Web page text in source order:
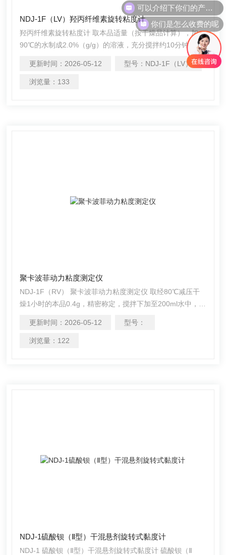
NDJ-1F（LV）羟丙纤维素旋转粘度计
羟丙纤维素旋转粘度计 取本品适量（按干燥品计算），加
90℃的水制成2.0%（g/g）的溶液，充分搅拌约10分钟，直
至颗粒得到均匀的分散和润湿（且瓶内壁无未溶解的样品颗
粒），溶液置冰浴中冷却，冷却过程中继续搅匀，除去气泡
并用冷水调节重量。用适宜的单柱型旋转黏度计（以下条件
更新时间： 2026-05-12 型号： NDJ-1F（LV）
浏览量： 133
聚卡波菲动力粘度测定仪
NDJ-1F（RV） 聚卡波菲动力粘度测定仪 取经80℃减压干
燥1小时的本品0.4g，精密称定，搅拌下加至200ml水中，避
化NA溶液调节pH值至7.3～7.8，混匀（应避免产生气
泡），在25℃下，选择合适的单柱形旋转黏度计，使用5号
更新时间： 2026-05-12 型号：
浏览量： 122
NDJ-1硫酸钡（Ⅱ型）干混悬剂旋转式黏度计
NDJ-1 硫酸钡（Ⅱ型）干混悬剂旋转式黏度计 硫酸钡（Ⅱ
你们是怎么收费的呢